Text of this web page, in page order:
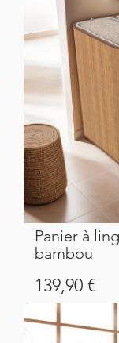
Panier à linge Maya 3 compartiments en
bambou
Prix
139,90 €